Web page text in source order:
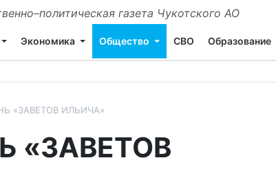
газета Чукотского АО
Экономика Общество СВО Образование
«ЗАВЕТОВ ИЛЬИЧА»
«ЗАВЕТОВ